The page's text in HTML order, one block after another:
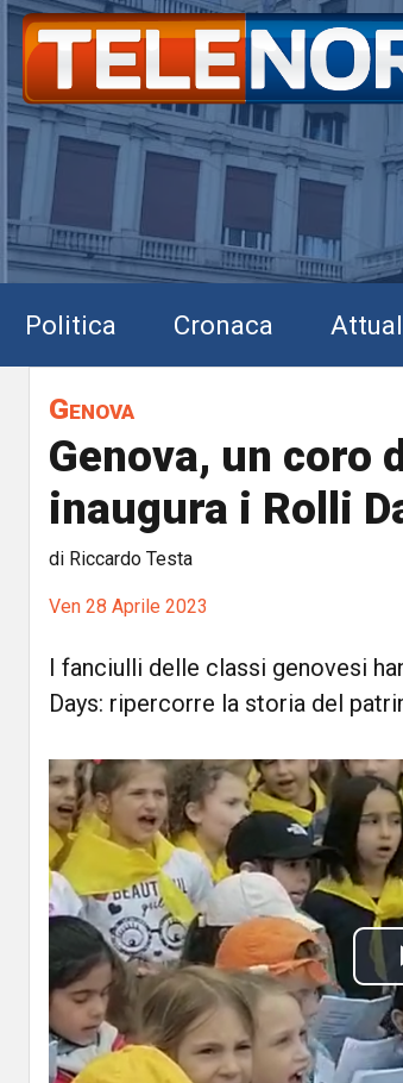
Politica Cronaca
Genova
Genova, un coro
inaugura i Rolli
di Riccardo Testa
Ven 28 Aprile 2023
I fanciulli delle classi genovesi
Days: ripercorre la storia del